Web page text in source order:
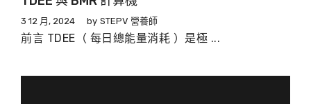
3 12 月, 2024 by STEPV 營養師
前言 TDEE（ 每日總能量消耗 ）是極 ...